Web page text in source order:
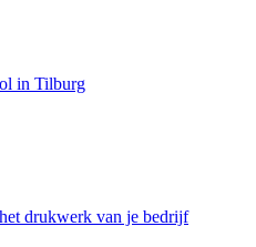
in Tilburg
drukwerk van je bedrijf